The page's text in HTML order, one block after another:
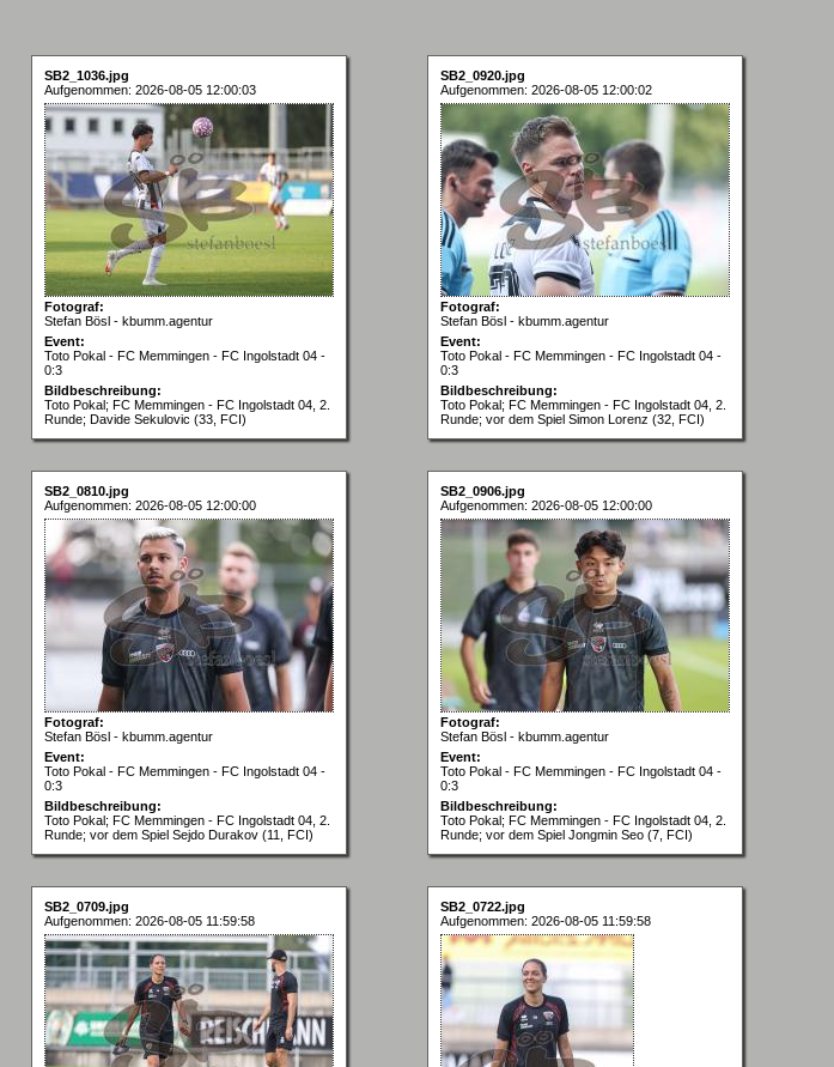
SB2_1036.jpg
Aufgenommen: 2026-08-05 12:00:03
Fotograf:
Stefan Bösl - kbumm.agentur
Event:
Toto Pokal - FC Memmingen - FC Ingolstadt 04 -
0:3
Bildbeschreibung:
Toto Pokal; FC Memmingen - FC Ingolstadt 04, 2.
Runde; Davide Sekulovic (33, FCI)
SB2_0920.jpg
Aufgenommen: 2026-08-05 12:00:02
Fotograf:
Stefan Bösl - kbumm.agentur
Event:
Toto Pokal - FC Memmingen - FC Ingolstadt 04 -
0:3
Bildbeschreibung:
Toto Pokal; FC Memmingen - FC Ingolstadt 04, 2.
Runde; vor dem Spiel Simon Lorenz (32, FCI)
SB2_0810.jpg
Aufgenommen: 2026-08-05 12:00:00
Fotograf:
Stefan Bösl - kbumm.agentur
Event:
Toto Pokal - FC Memmingen - FC Ingolstadt 04 -
0:3
Bildbeschreibung:
Toto Pokal; FC Memmingen - FC Ingolstadt 04, 2.
Runde; vor dem Spiel Sejdo Durakov (11, FCI)
SB2_0906.jpg
Aufgenommen: 2026-08-05 12:00:00
Fotograf:
Stefan Bösl - kbumm.agentur
Event:
Toto Pokal - FC Memmingen - FC Ingolstadt 04 -
0:3
Bildbeschreibung:
Toto Pokal; FC Memmingen - FC Ingolstadt 04, 2.
Runde; vor dem Spiel Jongmin Seo (7, FCI)
SB2_0709.jpg
Aufgenommen: 2026-08-05 11:59:58
SB2_0722.jpg
Aufgenommen: 2026-08-05 11:59:58